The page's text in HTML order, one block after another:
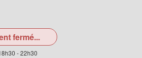
fermé...
- 22h30